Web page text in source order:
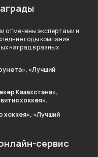
отмечены экспертами и
годы компания
наград в разных
«Лучший
Казахстана»,
хоккея».
хоккея», «Лучший
сервис